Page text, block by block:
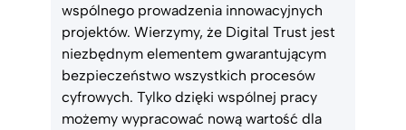
wspólnego prowadzenia innowacyjnych
projektów. Wierzymy, że Digital Trust jest
niezbędnym elementem gwarantującym
bezpieczeństwo wszystkich procesów
cyfrowych. Tylko dzięki wspólnej pracy
możemy wypracować nową wartość dla